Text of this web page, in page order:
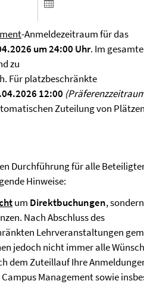
-Anmeldezeitraum für das
um 24:00 Uhr. Im
zu
Für platzbeschränkte
12:00
Zuteilung von Plätzen
Durchführung für alle
Hinweise:
um Direktbuchungen, sondern
Nach Abschluss des
Lehrveranstaltungen
jedoch nicht immer alle
dem Zuteillauf Ihre
Management sowie